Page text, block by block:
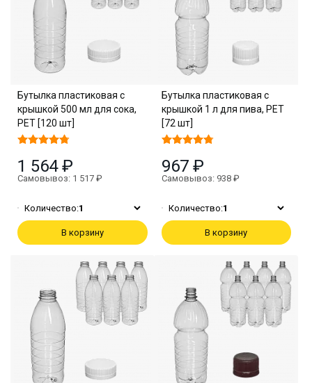
Бутылка пластиковая с
крышкой 500 мл для сока,
PET [120 шт]
1 564 ₽
Самовывоз: 1 517 ₽
Количество:1
В корзину
Бутылка пластиковая с
крышкой 1 л для пива, PET
[72 шт]
967 ₽
Самовывоз: 938 ₽
Количество:1
В корзину